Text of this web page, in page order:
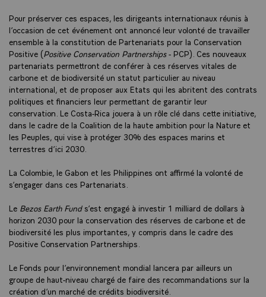
Pour préserver ces espaces, les dirigeants internationaux réunis à
l’occasion de cet événement ont annoncé leur volonté de travailler
ensemble à la constitution de Partenariats pour la Conservation
Positive (Positive Conservation Partnerships- PCP). Ces nouveaux
partenariats permettront de conférer à ces réserves vitales de
carbone et de biodiversité un statut particulier au niveau
international, et de proposer aux Etats qui les abritent des contrats
politiques et financiers leur permettant de garantir leur
conservation. Le Costa-Rica jouera à un rôle clé dans cette initiative,
dans le cadre de la Coalition de la haute ambition pour la Nature et
les Peuples, qui vise à protéger 30% des espaces marins et
terrestres d’ici 2030.
La Colombie, le Gabon et les Philippines ont affirmé la volonté de
s’engager dans ces Partenariats.
Le Bezos Earth Funds’est engagé à investir 1 milliard de dollars à
horizon 2030 pour la conservation des réserves de carbone et de
biodiversité les plus importantes, y compris dans le cadre des
Positive Conservation Partnerships.
Le Fonds pour l’environnement mondial lancera par ailleurs un
groupe de haut-niveau chargé de faire des recommandations sur la
création d’un marché de crédits biodiversité.